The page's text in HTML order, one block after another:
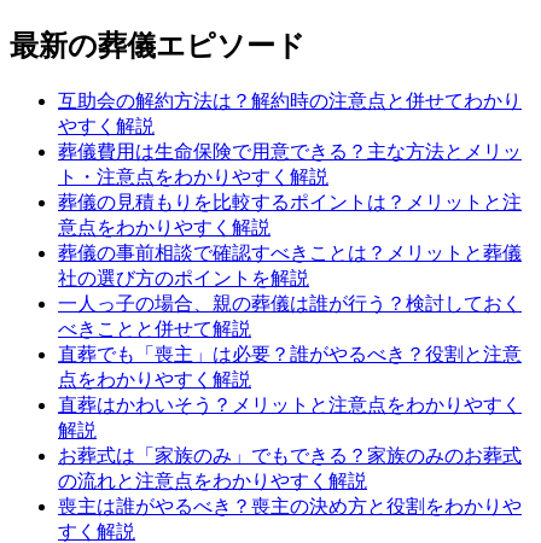
最新の葬儀エピソード
互助会の解約方法は？解約時の注意点と併せてわかり
やすく解説
葬儀費用は生命保険で用意できる？主な方法とメリッ
ト・注意点をわかりやすく解説
葬儀の見積もりを比較するポイントは？メリットと注
意点をわかりやすく解説
葬儀の事前相談で確認すべきことは？メリットと葬儀
社の選び方のポイントを解説
一人っ子の場合、親の葬儀は誰が行う？検討しておく
べきことと併せて解説
直葬でも「喪主」は必要？誰がやるべき？役割と注意
点をわかりやすく解説
直葬はかわいそう？メリットと注意点をわかりやすく
解説
お葬式は「家族のみ」でもできる？家族のみのお葬式
の流れと注意点をわかりやすく解説
喪主は誰がやるべき？喪主の決め方と役割をわかりや
すく解説